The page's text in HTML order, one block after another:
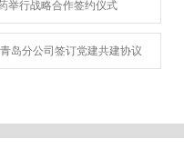
举行战略合作签约仪式
岛分公司签订党建共建协议